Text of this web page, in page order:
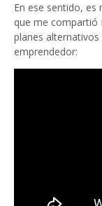
En ese sentido,
que me compartió
planes
emprendedor: